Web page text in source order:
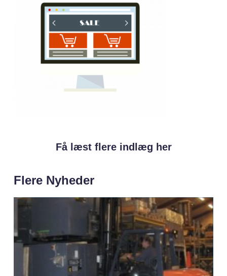
Få læst flere indlæg her
Flere Nyheder